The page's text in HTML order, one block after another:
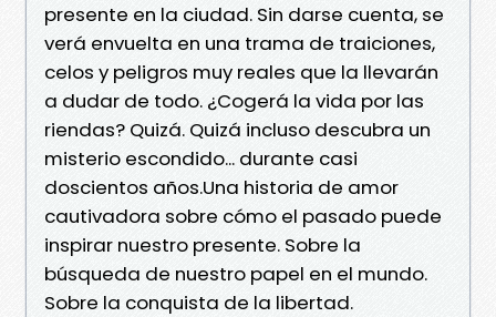
presente en la ciudad. Sin darse cuenta, se
verá envuelta en una trama de traiciones,
celos y peligros muy reales que la llevarán
a dudar de todo. ¿Cogerá la vida por las
riendas? Quizá. Quizá incluso descubra un
misterio escondido... durante casi
doscientos años.Una historia de amor
cautivadora sobre cómo el pasado puede
inspirar nuestro presente. Sobre la
búsqueda de nuestro papel en el mundo.
Sobre la conquista de la libertad.